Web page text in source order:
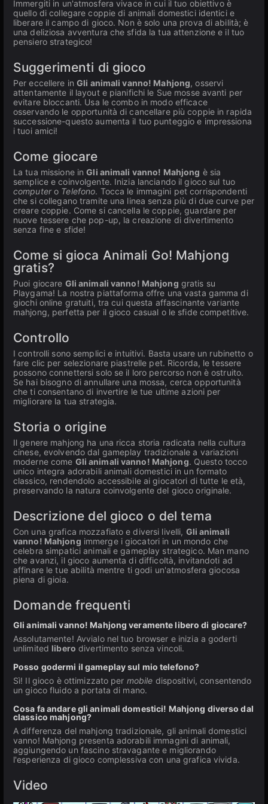
Immergiti in un'atmosfera vivace in cui il tuo obiettivo è
quello di collegare coppie di animali domestici identici e
liberare il campo di gioco. Non è solo una prova di abilità; è
una deliziosa avventura che sfida la tua attenzione e il tuo
pensiero strategico!
Suggerimenti di gioco
Per eccellere inGli animali vanno! Mahjong, osservi
attentamente il layout e pianifichi le Sue mosse avanti per
evitare bloccanti. Usa le combo in modo efficace
osservando le opportunità di cancellare più coppie in rapida
successione-questo aumenta il tuo punteggio e impressiona
i tuoi amici!
Come giocare
La tua missione inGli animali vanno! Mahjong è sia
semplice e coinvolgente. Inizia lanciando il gioco sul tuo
computero Telefono. Tocca le immagini pet corrispondenti
che si collegano tramite una linea senza più di due curve per
creare coppie. Come si cancella le coppie, guardare per
nuove tessere che pop-up, la creazione di divertimento
senza fine e sfide!
Come si gioca Animali Go! Mahjong
gratis?
Puoi giocare Gli animali vanno! Mahjong gratis su
Playgama! La nostra piattaforma offre una vasta gamma di
giochi online gratuiti, tra cui questa affascinante variante
mahjong, perfetta per il gioco casual o le sfide competitive.
Controllo
I controlli sono semplici e intuitivi. Basta usare un rubinetto o
fare clic per selezionare piastrelle pet. Ricorda, le tessere
possono connettersi solo se il loro percorso non è ostruito.
Se hai bisogno di annullare una mossa, cerca opportunità
che ti consentano di invertire le tue ultime azioni per
migliorare la tua strategia.
Storia o origine
Il genere mahjong ha una ricca storia radicata nella cultura
cinese, evolvendo dal gameplay tradizionale a variazioni
moderne come Gli animali vanno! Mahjong. Questo tocco
unico integra adorabili animali domestici in un formato
classico, rendendolo accessibile ai giocatori di tutte le età,
preservando la natura coinvolgente del gioco originale.
Descrizione del gioco o del tema
Con una grafica mozzafiato e diversi livelli, Gli animali
vanno! Mahjong immerge i giocatori in un mondo che
celebra simpatici animali e gameplay strategico. Man mano
che avanzi, il gioco aumenta di difficoltà, invitandoti ad
affinare le tue abilità mentre ti godi un'atmosfera giocosa
piena di gioia.
Domande frequenti
Gli animali vanno! Mahjong veramente libero di giocare?
Assolutamente! Avvialo nel tuo browser e inizia a goderti
unlimited libero divertimento senza vincoli.
Posso godermi il gameplay sul mio telefono?
Sì! Il gioco è ottimizzato per mobile dispositivi, consentendo
un gioco fluido a portata di mano.
Cosa fa andare gli animali domestici! Mahjong diverso dal
classico mahjong?
A differenza del mahjong tradizionale, gli animali domestici
vanno! Mahjong presenta adorabili immagini di animali,
aggiungendo un fascino stravagante e migliorando
l'esperienza di gioco complessiva con una grafica vivida.
Video